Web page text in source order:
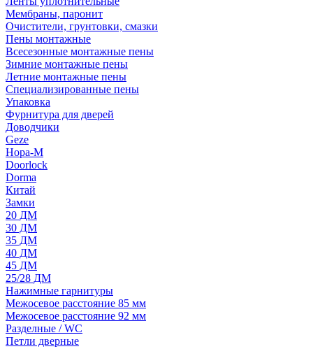
Мембраны, паронит
Очистители, грунтовки, смазки
Пены монтажные
Всесезонные монтажные пены
Зимние монтажные пены
Летние монтажные пены
Специализированные пены
Упаковка
Фурнитура для дверей
Доводчики
Geze
Нора-М
Doorlock
Dorma
Китай
Замки
20 ДМ
30 ДМ
35 ДМ
40 ДМ
45 ДМ
25/28 ДМ
Нажимные гарнитуры
Межосевое расстояние 85 мм
Межосевое расстояние 92 мм
Разделные / WC
Петли дверные